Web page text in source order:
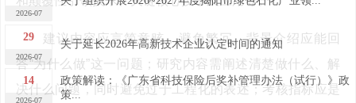
建议内容应言简意赅，避免繁冗。背景介绍应能回
答“为什么做”这一问题；研究内容需阐述清楚做什么、解
决什么问题，同时避免过于工程化的表述；考核指标应是
2026-07
29
2026-07
关于延长2026年高新技术企业认定时间的通知
14
2026-07
政策解读：《广东省科技保险后奖补管理办法（试行）》政
策...